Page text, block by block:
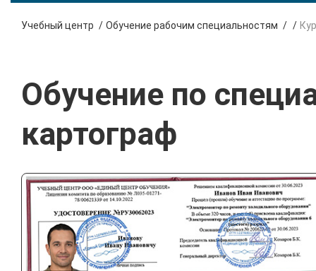
Учебный центр Обучение рабочим специальностям
Обучение по
картограф